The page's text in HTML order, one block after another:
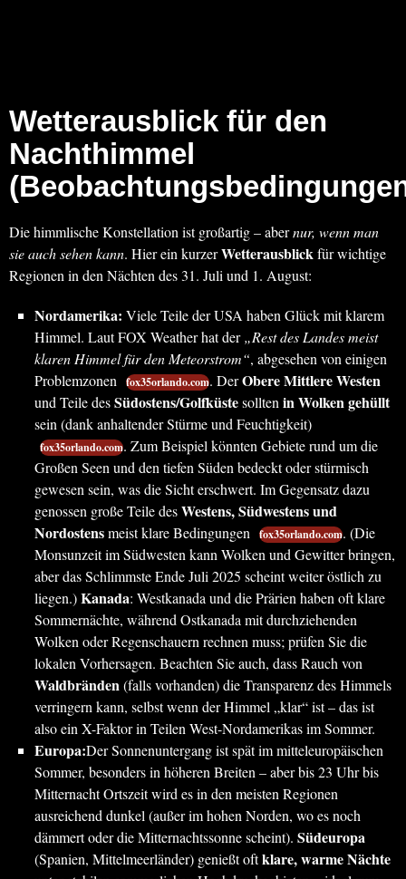
Wetterausblick für den
Nachthimmel
Die himmlische Konstellation ist großartig – abernur, wenn man
sie auch sehen kann. Hier ein kurzerWetterausblickfür wichtige
Regionen in den Nächten des 31. Juli und 1. August:
Nordamerika: Viele Teile der USA haben Glück mit klarem
Himmel. Laut FOX Weather hat der„Rest des Landes meist
klaren Himmel für den Meteorstrom“, abgesehen von einigen
Problemzonen
fox35orlando.com. DerObere Mittlere Westen
und Teile desSüdostens/Golfküstesollten in Wolken gehüllt
sein (dank anhaltender Stürme und Feuchtigkeit)
fox35orlando.com. Zum Beispiel könnten Gebiete rund um die
Großen Seen und den tiefen Süden bedeckt oder stürmisch
gewesen sein, was die Sicht erschwert. Im Gegensatz dazu
genossen große Teile desWestens, Südwestens und
Nordostensmeist klare Bedingungen fox35orlando.com. (Die
Monsunzeit im Südwesten kann Wolken und Gewitter bringen,
aber das Schlimmste Ende Juli 2025 scheint weiter östlich zu
liegen.)Kanada: Westkanada und die Prärien haben oft klare
Sommernächte, während Ostkanada mit durchziehenden
Wolken oder Regenschauern rechnen muss; prüfen Sie die
lokalen Vorhersagen. Beachten Sie auch, dass Rauch von
Waldbränden(falls vorhanden) die Transparenz des Himmels
verringern kann, selbst wenn der Himmel „klar“ ist – das ist
also ein X-Faktor in Teilen West-Nordamerikas im Sommer.
Europa:Der Sonnenuntergang ist spät im mitteleuropäischen
Sommer, besonders in höheren Breiten – aber bis 23 Uhr bis
Mitternacht Ortszeit wird es in den meisten Regionen
ausreichend dunkel (außer im hohen Norden, wo es noch
dämmert oder die Mitternachtssonne scheint). Südeuropa
(Spanien, Mittelmeerländer) genießt oftklare, warme Nächte